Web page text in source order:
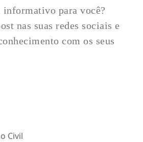
para você?
nas suas redes sociais e
com os seus
Civil